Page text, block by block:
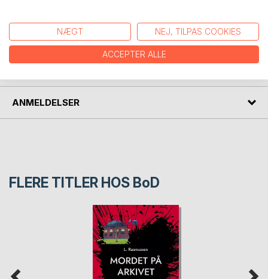
FORFATTER
ANMELDELSER
FLERE TITLER HOS BoD
NÆGT NEJ, TILPAS COOKIES
ACCEPTER ALLE